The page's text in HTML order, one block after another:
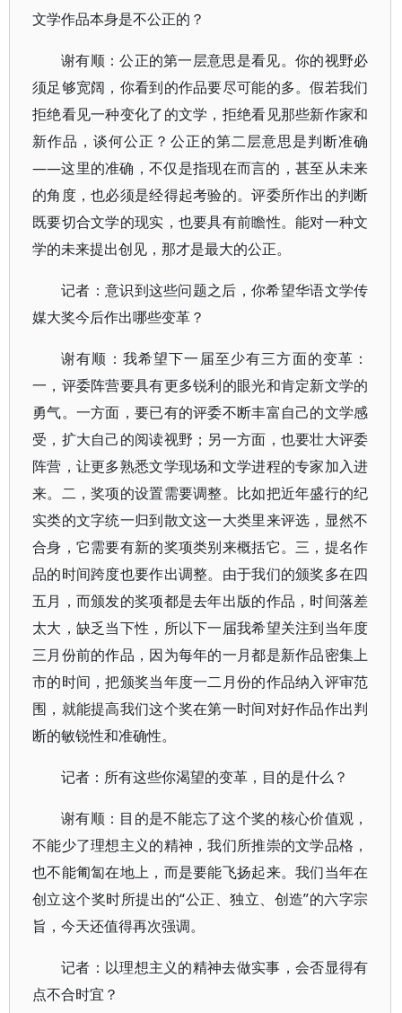
文学作品本身是不公正的？
谢有顺：公正的第一层意思是看见。你的视野必
须足够宽阔，你看到的作品要尽可能的多。假若我们
拒绝看见一种变化了的文学，拒绝看见那些新作家和
新作品，谈何公正？公正的第二层意思是判断准确
——这里的准确，不仅是指现在而言的，甚至从未来
的角度，也必须是经得起考验的。评委所作出的判断
既要切合文学的现实，也要具有前瞻性。能对一种文
学的未来提出创见，那才是最大的公正。
记者：意识到这些问题之后，你希望华语文学传
媒大奖今后作出哪些变革？
谢有顺：我希望下一届至少有三方面的变革：
一，评委阵营要具有更多锐利的眼光和肯定新文学的
勇气。一方面，要已有的评委不断丰富自己的文学感
受，扩大自己的阅读视野；另一方面，也要壮大评委
阵营，让更多熟悉文学现场和文学进程的专家加入进
来。二，奖项的设置需要调整。比如把近年盛行的纪
实类的文字统一归到散文这一大类里来评选，显然不
合身，它需要有新的奖项类别来概括它。三，提名作
品的时间跨度也要作出调整。由于我们的颁奖多在四
五月，而颁发的奖项都是去年出版的作品，时间落差
太大，缺乏当下性，所以下一届我希望关注到当年度
三月份前的作品，因为每年的一月都是新作品密集上
市的时间，把颁奖当年度一二月份的作品纳入评审范
围，就能提高我们这个奖在第一时间对好作品作出判
断的敏锐性和准确性。
记者：所有这些你渴望的变革，目的是什么？
谢有顺：目的是不能忘了这个奖的核心价值观，
不能少了理想主义的精神，我们所推崇的文学品格，
也不能匍匐在地上，而是要能飞扬起来。我们当年在
创立这个奖时所提出的“公正、独立、创造”的六字宗
旨，今天还值得再次强调。
记者：以理想主义的精神去做实事，会否显得有
点不合时宜？